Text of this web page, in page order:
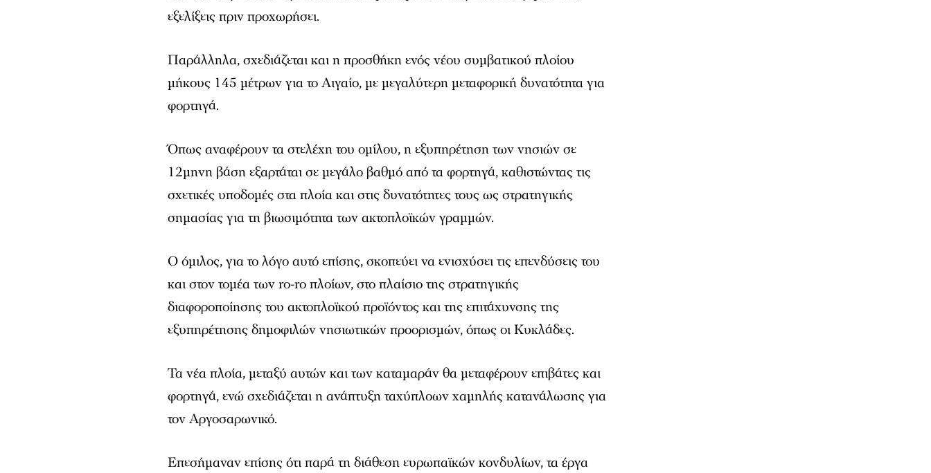
εξελίξεις πριν προχωρήσει.
Παράλληλα, σχεδιάζεται και η προσθήκη ενός νέου συμβατικού πλοίου
μήκους 145 μέτρων για το Αιγαίο, με μεγαλύτερη μεταφορική δυνατότητα για
φορτηγά.
Όπως αναφέρουν τα στελέχη του ομίλου, η εξυπηρέτηση των νησιών σε
12μηνη βάση εξαρτάται σε μεγάλο βαθμό από τα φορτηγά, καθιστώντας τις
σχετικές υποδομές στα πλοία και στις δυνατότητες τους ως στρατηγικής
σημασίας για τη βιωσιμότητα των ακτοπλοϊκών γραμμών.
Ο όμιλος, για το λόγο αυτό επίσης, σκοπεύει να ενισχύσει τις επενδύσεις του
και στον τομέα των ro-ro πλοίων, στο πλαίσιο της στρατηγικής
διαφοροποίησης του ακτοπλοϊκού προϊόντος και της επιτάχυνσης της
εξυπηρέτησης δημοφιλών νησιωτικών προορισμών, όπως οι Κυκλάδες.
Τα νέα πλοία, μεταξύ αυτών και των καταμαράν θα μεταφέρουν επιβάτες και
φορτηγά, ενώ σχεδιάζεται η ανάπτυξη ταχύπλοων χαμηλής κατανάλωσης για
τον Αργοσαρωνικό.
Επεσήμαναν επίσης ότι παρά τη διάθεση ευρωπαϊκών κονδυλίων, τα έργα